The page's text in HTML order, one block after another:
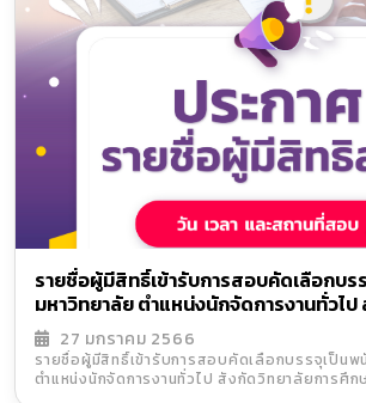
รายชื่อผู้มีสิทธิ์เข้ารับการสอบคัดเลือกบร
มหาวิทยาลัย ตำแหน่งนักจัดการงานทั่วไ
การศึกษาตลอดชีวิต
27 มกราคม 2566
รายชื่อผู้มีสิทธิ์เข้ารับการสอบคัดเลือกบรรจุเป็นพ
ตำแหน่งนักจัดการงานทั่วไป สังกัดวิทยาลัยการศึ